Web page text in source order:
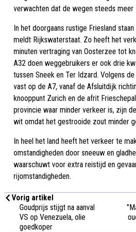
verwachten dat de wegen steeds meer
In het doorgaans rustige Friesland
meldt Rijkswaterstaat. Zo heeft het
minuten vertraging van Oosterzee tot
A32 doen weggebruikers er ook drie
tussen Sneek en Ter Idzard. Volgens
vast op de A7, vanaf de Afsluitdijk
knooppunt Zurich en de afrit
provincie waar minder verkeer is, zijn
wit omdat het gestrooide zout minder
In heel het land heeft het verkeer te
omstandigheden door sneeuw en
waarschuwt voor extra reistijd en
rijomstandigheden.
Vorig artikel
Goudprijs stijgt na aanval
VS op Venezuela, olie
goedkoper